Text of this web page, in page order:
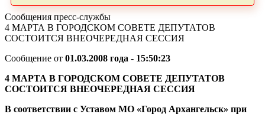
Сообщения пресс-службы
4 МАРТА В ГОРОДСКОМ СОВЕТЕ ДЕПУТАТОВ
СОСТОИТСЯ ВНЕОЧЕРЕДНАЯ СЕССИЯ
Сообщение от 01.03.2008 года - 15:50:23
4 МАРТА В ГОРОДСКОМ СОВЕТЕ ДЕПУТАТОВ
СОСТОИТСЯ ВНЕОЧЕРЕДНАЯ СЕССИЯ
В соответствии с Уставом МО «Город Архангельск» при